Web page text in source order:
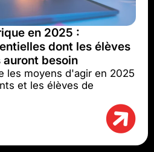
en 2025 :
dont les élèves
besoin
les moyens d'agir en 2025
et les élèves de